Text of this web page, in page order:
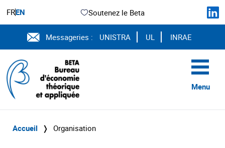
FREN Soutenez le Beta
Messageries : UNISTRA UL INRAE
Menu
Accueil ❭ Organisation